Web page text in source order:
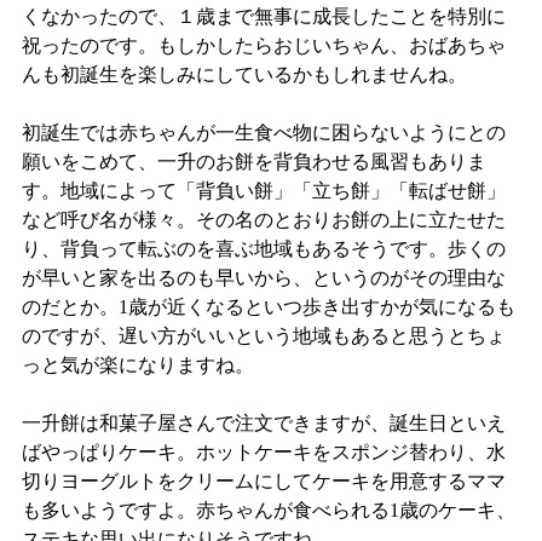
くなかったので、１歳まで無事に成長したことを特別に
祝ったのです。もしかしたらおじいちゃん、おばあちゃ
んも初誕生を楽しみにしているかもしれませんね。
初誕生では赤ちゃんが一生食べ物に困らないようにとの
願いをこめて、一升のお餅を背負わせる風習もありま
す。地域によって「背負い餅」「立ち餅」「転ばせ餅」
など呼び名が様々。その名のとおりお餅の上に立たせた
り、背負って転ぶのを喜ぶ地域もあるそうです。歩くの
が早いと家を出るのも早いから、というのがその理由な
のだとか。 1 歳が近くなるといつ歩き出すかが気になるも
のですが、遅い方がいいという地域もあると思うとちょ
っと気が楽になりますね。
一升餅は和菓子屋さんで注文できますが、誕生日といえ
ばやっぱりケーキ。ホットケーキをスポンジ替わり、水
切りヨーグルトをクリームにしてケーキを用意するママ
も多いようですよ。赤ちゃんが食べられる1 歳のケーキ、